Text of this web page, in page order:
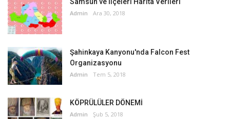
Admin Ara 30, 2018
Şahinkaya Kanyonu'nda Falcon Fest
Organizasyonu
Admin Tem 5, 2018
KÖPRÜLÜLER DÖNEMİ
Admin Şub 5, 2018